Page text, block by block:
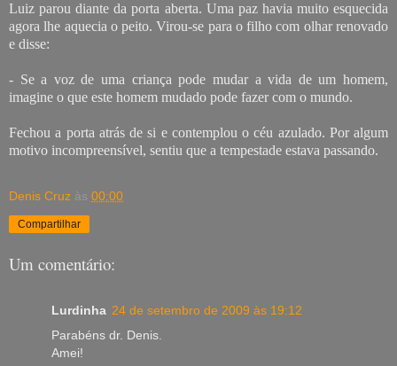
Luiz parou diante da porta aberta. Uma paz havia muito esquecida
agora lhe aquecia o peito. Virou-se para o filho com olhar renovado
e disse:
- Se a voz de uma criança pode mudar a vida de um homem,
imagine o que este homem mudado pode fazer com o mundo.
Fechou a porta atrás de si e contemplou o céu azulado. Por algum
motivo incompreensível, sentiu que a tempestade estava passando.
Denis Cruz às 00:00
Compartilhar
Um comentário:
Lurdinha 24 de setembro de 2009 às 19:12
Parabéns dr. Denis.
Amei!